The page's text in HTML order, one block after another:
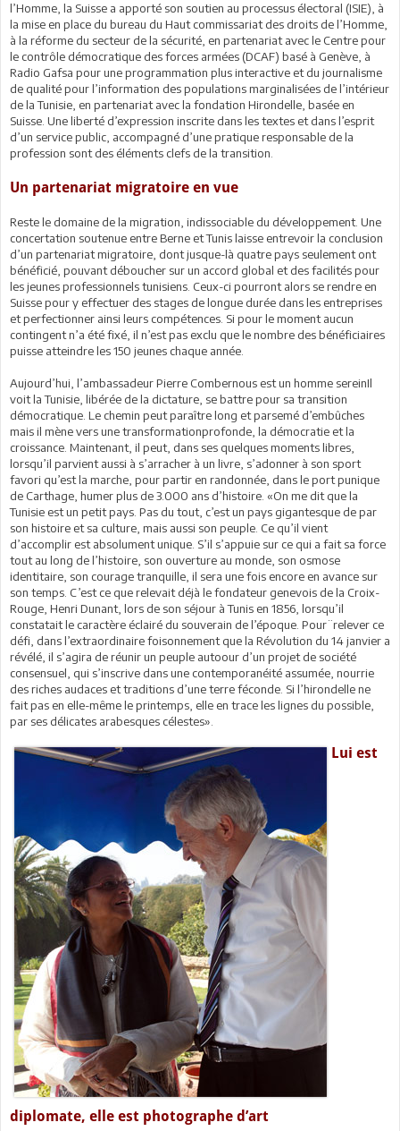
l’Homme, la Suisse a apporté son soutien au processus électoral (ISIE), à
la mise en place du bureau du Haut commissariat des droits de l’Homme,
à la réforme du secteur de la sécurité, en partenariat avec le Centre pour
le contrôle démocratique des forces armées (DCAF) basé à Genève, à
Radio Gafsa pour une programmation plus interactive et du journalisme
de qualité pour l’information des populations marginalisées de l’intérieur
de la Tunisie, en partenariat avec la fondation Hirondelle, basée en
Suisse. Une liberté d’expression inscrite dans les textes et dans l’esprit
d’un service public, accompagné d’une pratique responsable de la
profession sont des éléments clefs de la transition.
Un partenariat migratoire en vue
Reste le domaine de la migration, indissociable du développement. Une
concertation soutenue entre Berne et Tunis laisse entrevoir la conclusion
d’un partenariat migratoire, dont jusque-là quatre pays seulement ont
bénéficié, pouvant déboucher sur un accord global et des facilités pour
les jeunes professionnels tunisiens. Ceux-ci pourront alors se rendre en
Suisse pour y effectuer des stages de longue durée dans les entreprises
et perfectionner ainsi leurs compétences. Si pour le moment aucun
contingent n’a été fixé, il n’est pas exclu que le nombre des bénéficiaires
puisse atteindre les 150 jeunes chaque année.
Aujourd’hui, l’ambassadeur Pierre Combernous est un homme sereinIl
voit la Tunisie, libérée de la dictature, se battre pour sa transition
démocratique. Le chemin peut paraître long et parsemé d’embûches
mais il mène vers une transformationprofonde, la démocratie et la
croissance. Maintenant, il peut, dans ses quelques moments libres,
lorsqu’il parvient aussi à s’arracher à un livre, s’adonner à son sport
favori qu’est la marche, pour partir en randonnée, dans le port punique
de Carthage, humer plus de 3.000 ans d’histoire. «On me dit que la
Tunisie est un petit pays. Pas du tout, c’est un pays gigantesque de par
son histoire et sa culture, mais aussi son peuple. Ce qu’il vient
d’accomplir est absolument unique. S’il s’appuie sur ce qui a fait sa force
tout au long de l’histoire, son ouverture au monde, son osmose
identitaire, son courage tranquille, il sera une fois encore en avance sur
son temps. C’est ce que relevait déjà le fondateur genevois de la Croix-
Rouge, Henri Dunant, lors de son séjour à Tunis en 1856, lorsqu’il
constatait le caractère éclairé du souverain de l’époque. Pour¨relever ce
défi, dans l’extraordinaire foisonnement que la Révolution du 14 janvier a
révélé, il s’agira de réunir un peuple autoour d’un projet de société
consensuel, qui s’inscrive dans une contemporanéité assumée, nourrie
des riches audaces et traditions d’une terre féconde. Si l’hirondelle ne
fait pas en elle-même le printemps, elle en trace les lignes du possible,
par ses délicates arabesques célestes».
Lui est
diplomate, elle est photographe d’art